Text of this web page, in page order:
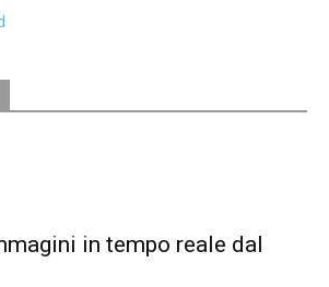
in tempo reale dal